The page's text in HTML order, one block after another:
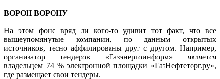
ВОРОН ВОРОНУ
На этом фоне вряд ли кого-то удивит тот факт, что все
вышеупомянутые компании, по данным открытых
источников, тесно аффилированы друг с другом. Например,
организатор тендеров «Газэнергоинформ» является
владельцем 74 % электронной площадки «ГазНефтеторг.ру»,
где размещает свои тендеры.